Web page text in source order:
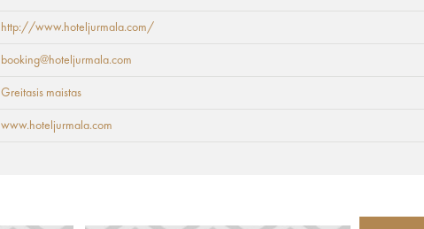
http://www.hoteljurmala.com/
booking@hoteljurmala.com
Greitasis maistas
www.hoteljurmala.com